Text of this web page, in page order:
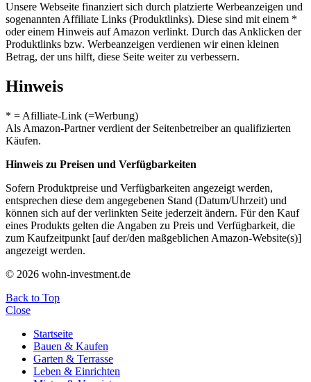
Unsere Webseite finanziert sich durch platzierte Werbeanzeigen und
sogenannten Affiliate Links (Produktlinks). Diese sind mit einem *
oder einem Hinweis auf Amazon verlinkt. Durch das Anklicken der
Produktlinks bzw. Werbeanzeigen verdienen wir einen kleinen
Betrag, der uns hilft, diese Seite weiter zu verbessern.
Hinweis
* = Afilliate-Link (=Werbung)
Als Amazon-Partner verdient der Seitenbetreiber an qualifizierten
Käufen.
Hinweis zu Preisen und Verfügbarkeiten
Sofern Produktpreise und Verfügbarkeiten angezeigt werden,
entsprechen diese dem angegebenen Stand (Datum/Uhrzeit) und
können sich auf der verlinkten Seite jederzeit ändern. Für den Kauf
eines Produkts gelten die Angaben zu Preis und Verfügbarkeit, die
zum Kaufzeitpunkt [auf der/den maßgeblichen Amazon-Website(s)]
angezeigt werden.
© 2026 wohn-investment.de
Back to Top
Close
Startseite
Bauen & Kaufen
Garten & Terrasse
Leben & Einrichten